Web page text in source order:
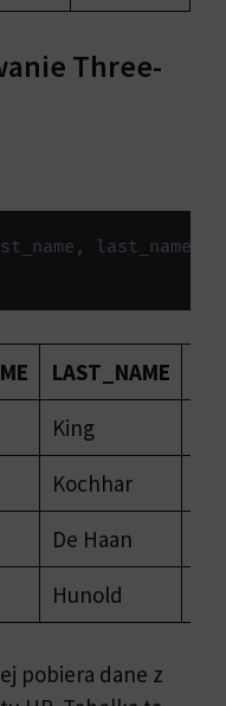
Three-
, last_name
LAST_NAME
King
Kochhar
De Haan
Hunold
pobiera dane z